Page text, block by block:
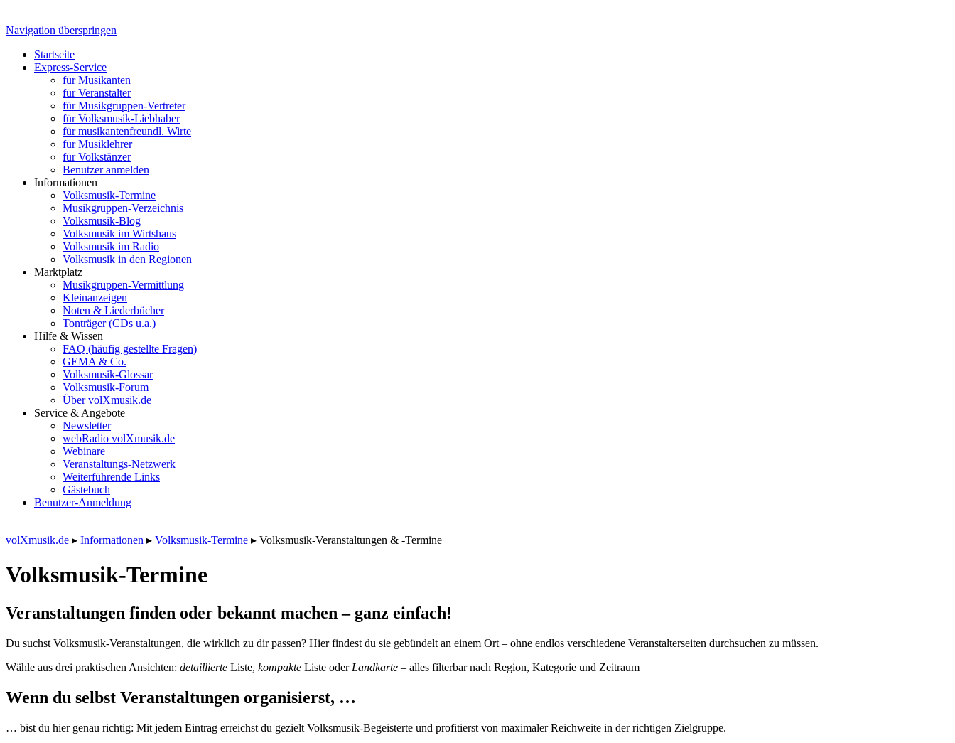
Navigation überspringen
Startseite
Express-Service
für Musikanten
für Veranstalter
für Musikgruppen-Vertreter
für Volksmusik-Liebhaber
für musikantenfreundl. Wirte
für Musiklehrer
für Volkstänzer
Benutzer anmelden
Informationen
Volksmusik-Termine
Musikgruppen-Verzeichnis
Volksmusik-Blog
Volksmusik im Wirtshaus
Volksmusik im Radio
Volksmusik in den Regionen
Marktplatz
Musikgruppen-Vermittlung
Kleinanzeigen
Noten & Liederbücher
Tonträger (CDs u.a.)
Hilfe & Wissen
FAQ (häufig gestellte Fragen)
GEMA & Co.
Volksmusik-Glossar
Volksmusik-Forum
Über volXmusik.de
Service & Angebote
Newsletter
webRadio volXmusik.de
Webinare
Veranstaltungs-Netzwerk
Weiterführende Links
Gästebuch
Benutzer-Anmeldung
volXmusik.de ▸ Informationen ▸ Volksmusik-Termine ▸ Volksmusik-Veranstaltungen & -Termine
Volksmusik-Termine
Veranstaltungen finden oder bekannt machen – ganz einfach!
Du suchst Volksmusik-Veranstaltungen, die wirklich zu dir passen? Hier findest du sie gebündelt an einem Ort – ohne endlos verschiedene Veranstalterseiten durchsuchen zu müssen.
Wähle aus drei praktischen Ansichten: detaillierte Liste, kompakte Liste oder Landkarte – alles filterbar nach Region, Kategorie und Zeitraum
Wenn du selbst Veranstaltungen organisierst, …
… bist du hier genau richtig: Mit jedem Eintrag erreichst du gezielt Volksmusik-Begeisterte und profitierst von maximaler Reichweite in der richtigen Zielgruppe.